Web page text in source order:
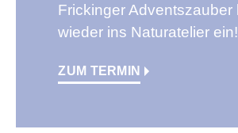
Frickinger Adventszauber
wieder ins Naturatelier ein!
ZUM TERMIN